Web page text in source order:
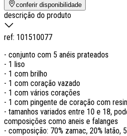
conferir disponibilidade
descrição do produto
ref: 101510077
- conjunto com 5 anéis prateados
- 1 liso
- 1 com brilho
- 1 com coração vazado
- 1 com vários corações
- 1 com pingente de coração com
- tamanhos variados entre 10 e 18,
composições como aneis e falanges
- composição: 70% zamac, 20% latão,